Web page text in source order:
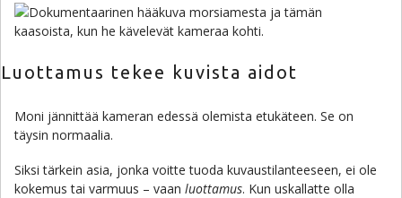
Luottamus tekee kuvista aidot
Moni jännittää kameran edessä olemista etukäteen. Se on
täysin normaalia.
Siksi tärkein asia, jonka voitte tuoda kuvaustilanteeseen, ei ole
kokemus tai varmuus – vaan luottamus. Kun uskallatte olla